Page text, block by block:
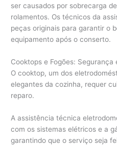
ser causados por sobrecarga
rolamentos. Os técnicos da
peças originais para garantir o
equipamento após o conserto.
Cooktops e Fogões:
O cooktop, um dos
elegantes da cozinha, requer
reparo.
A assistência técnica
com os sistemas elétricos e a
garantindo que o serviço seja